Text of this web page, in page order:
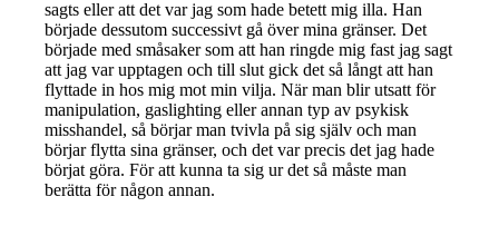
sagts eller att det var jag som hade betett mig illa. Han
började dessutom successivt gå över mina gränser. Det
började med småsaker som att han ringde mig fast jag sagt
att jag var upptagen och till slut gick det så långt att han
flyttade in hos mig mot min vilja. När man blir utsatt för
manipulation, gaslighting eller annan typ av psykisk
misshandel, så börjar man tvivla på sig själv och man
börjar flytta sina gränser, och det var precis det jag hade
börjat göra. För att kunna ta sig ur det så måste man
berätta för någon annan.